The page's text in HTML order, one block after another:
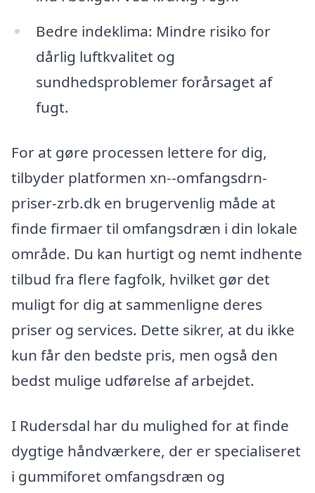
Bedre indeklima: Mindre risiko for
dårlig luftkvalitet og
sundhedsproblemer forårsaget af
fugt.
For at gøre processen lettere for dig,
tilbyder platformen xn--omfangsdrn-
priser-zrb.dk en brugervenlig måde at
finde firmaer til omfangsdræn i din lokale
område. Du kan hurtigt og nemt indhente
tilbud fra flere fagfolk, hvilket gør det
muligt for dig at sammenligne deres
priser og services. Dette sikrer, at du ikke
kun får den bedste pris, men også den
bedst mulige udførelse af arbejdet.
I Rudersdal har du mulighed for at finde
dygtige håndværkere, der er specialiseret
i gummiforet omfangsdræn og